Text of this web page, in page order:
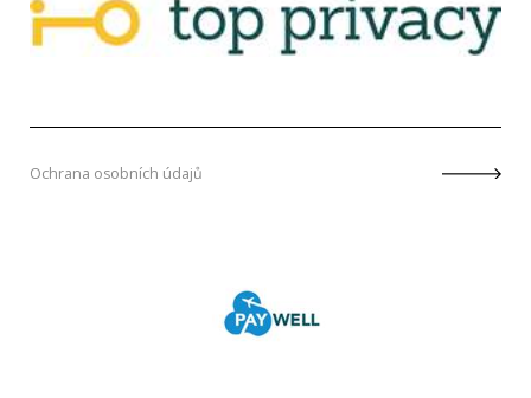
Ochrana osobních údajů